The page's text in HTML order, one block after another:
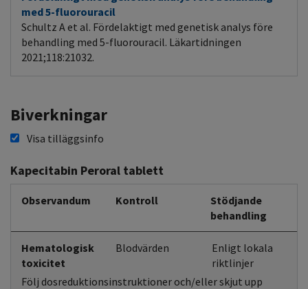
med 5-fluorouracil
Schultz A et al. Fördelaktigt med genetisk analys före
behandling med 5-fluorouracil. Läkartidningen
2021;118:21032.
Biverkningar
Visa tilläggsinfo
Kapecitabin Peroral tablett
Observandum Kontroll
Stödjande
behandling
Hematologisk
toxicitet
Blodvärden
Enligt lokala
riktlinjer
Följ dosreduktionsinstruktioner och/eller skjut upp